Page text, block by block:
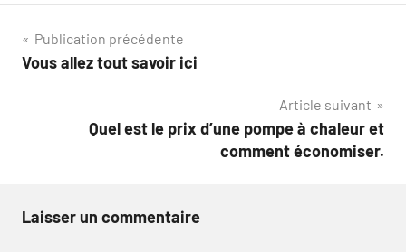
Navigation
de
Publication précédente
Vous allez tout savoir ici
Article suivant
Quel est le prix d’une pompe à chaleur et
comment économiser.
Laisser un commentaire